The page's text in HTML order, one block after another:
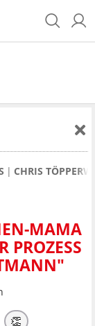
CHRIS
MAMA
PROZESS
👏